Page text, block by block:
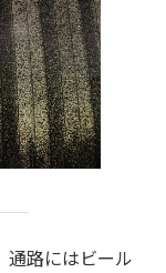
路にはビール